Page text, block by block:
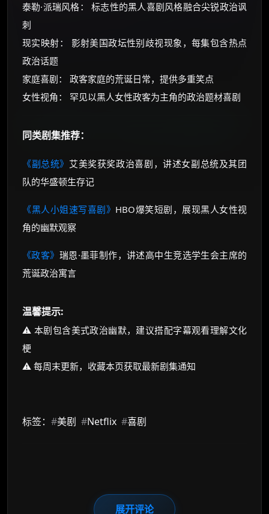
泰勒·派瑞风格： 标志性的黑人喜剧风格融合尖锐政治讽
刺
现实映射： 影射美国政坛性别歧视现象，每集包含热点
政治话题
家庭喜剧： 政客家庭的荒诞日常，提供多重笑点
女性视角： 罕见以黑人女性政客为主角的政治题材喜剧
同类剧集推荐：
《副总统》 艾美奖获奖政治喜剧，讲述女副总统及其团
队的华盛顿生存记
《黑人小姐速写喜剧》 HBO爆笑短剧，展现黑人女性视
角的幽默观察
《政客》 瑞恩·墨菲制作，讲述高中生竞选学生会主席的
荒诞政治寓言
温馨提示:
⚠️ 本剧包含美式政治幽默，建议搭配字幕观看理解文化
梗
⚠️ 每周末更新，收藏本页获取最新剧集通知
标签： #美剧 #Netflix #喜剧
展开评论